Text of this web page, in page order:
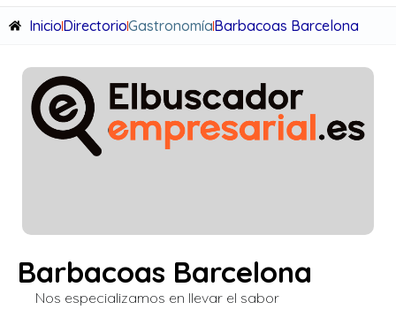
InicioDirectorioGastronomíaBarbacoas Barcelona
Barbacoas Barcelona
Nos especializamos en llevar el sabor